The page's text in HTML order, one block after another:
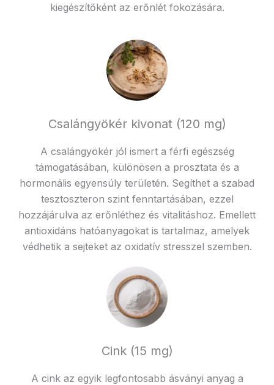
kiegészítőként az erőnlét fokozására.
Csalángyökér kivonat (120 mg)
A csalángyökér jól ismert a férfi egészség
támogatásában, különösen a prosztata és a
hormonális egyensúly területén. Segíthet a szabad
tesztoszteron szint fenntartásában, ezzel
hozzájárulva az erőnléthez és vitalitáshoz. Emellett
antioxidáns hatóanyagokat is tartalmaz, amelyek
védhetik a sejteket az oxidatív stresszel szemben.
Cink (15 mg)
A cink az egyik legfontosabb ásványi anyag a